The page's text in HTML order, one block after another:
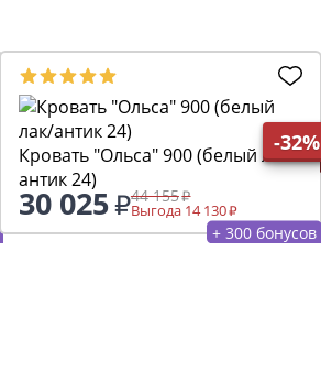
-32%
Кровать "Ольса" 900 (белый лак/
антик 24)
30 025 44 155
Выгода 14 130
+ 300 бонусов